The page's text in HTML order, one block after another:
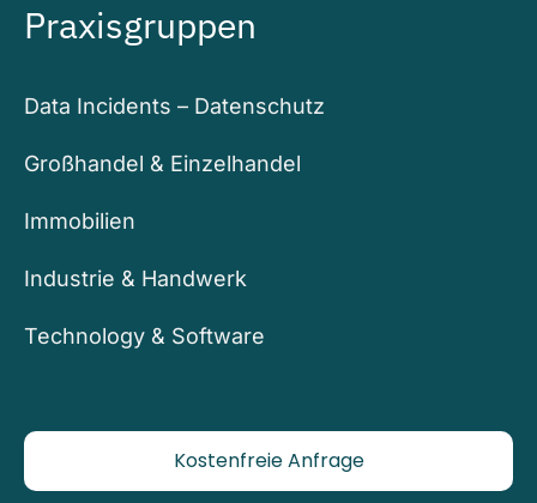
Praxisgruppen
Data Incidents – Datenschutz
Großhandel & Einzelhandel
Immobilien
Industrie & Handwerk
Technology & Software
Kostenfreie Anfrage